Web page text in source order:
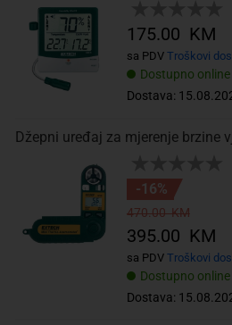
Dostupno
Dostava:
175.00 KM
sa PDV Troškovi
Džepni uređaj za mjerenje brzine
Dostupno
Dostava:
-16%
470.00 KM
395.00 KM
sa PDV Troškovi